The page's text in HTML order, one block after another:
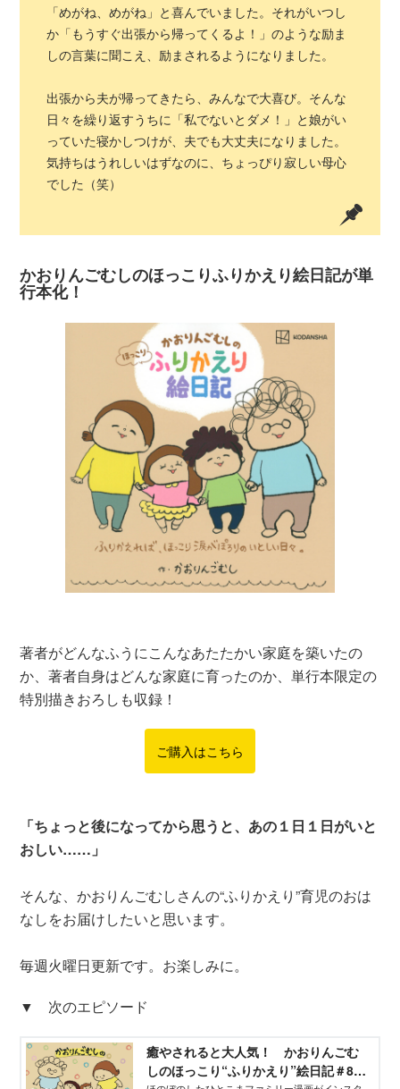
「めがね、めがね」と喜んでいました。それがいつし
か「もうすぐ出張から帰ってくるよ！」のような励ま
しの言葉に聞こえ、励まされるようになりました。
出張から夫が帰ってきたら、みんなで大喜び。そんな
日々を繰り返すうちに「私でないとダメ！」と娘がい
っていた寝かしつけが、夫でも大丈夫になりました。
気持ちはうれしいはずなのに、ちょっぴり寂しい母心
でした（笑）
かおりんごむしのほっこりふりかえり絵日記が単
行本化！
著者がどんなふうにこんなあたたかい家庭を築いたの
か、著者自身はどんな家庭に育ったのか、単行本限定の
特別描きおろしも収録！
ご購入はこちら
「ちょっと後になってから思うと、あの１日１日がいと
おしい……」
そんな、かおりんごむしさんの“ふりかえり”育児のおは
なしをお届けしたいと思います。
毎週火曜日更新です。お楽しみに。
▼ 次のエピソード
癒やされると大人気！ かおりんごむ
しのほっこり“ふりかえり”絵日記＃80 -